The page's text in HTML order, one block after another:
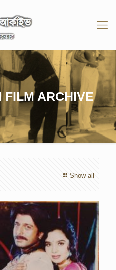
ARCHIVE
Show all